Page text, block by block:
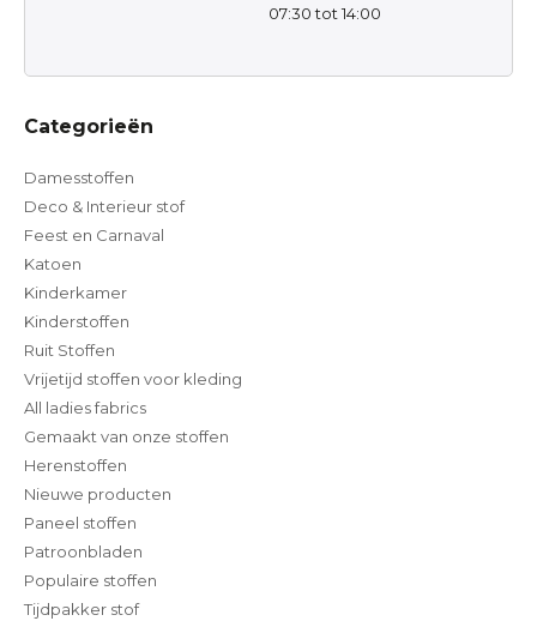
07:30 tot 14:00
Categorieën
Damesstoffen
Deco & Interieur stof
Feest en Carnaval
Katoen
Kinderkamer
Kinderstoffen
Ruit Stoffen
Vrijetijd stoffen voor kleding
All ladies fabrics
Gemaakt van onze stoffen
Herenstoffen
Nieuwe producten
Paneel stoffen
Patroonbladen
Populaire stoffen
Tijdpakker stof